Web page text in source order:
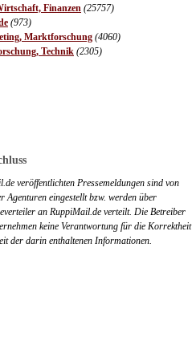
Finanzen (25757)
(973)
Marktforschung (4060)
Technik (2305)
veröffentlichten Pressemeldungen sind von
Agenturen eingestellt bzw. werden über
an RuppiMail.de verteilt. Die Betreiber
keine Verantwortung für die Korrektheit
der darin enthaltenen Informationen.